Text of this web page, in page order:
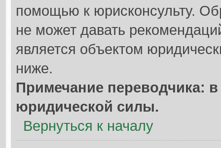
помощью к юрисконсульту.
не может давать
является объектом
ниже.
Примечание переводчика:
юридической силы.
Вернуться к началу